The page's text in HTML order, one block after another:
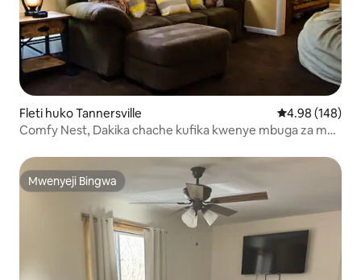
Fleti huko Tannersville Ukadiriaji wa
4.98 (148)
Comfy Nest, Dakika chache kufika kwenye mbuga za maji
Mwenyeji Bingwa
Mwenyeji Bingwa